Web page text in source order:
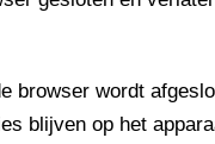
browser wordt
blijven op het